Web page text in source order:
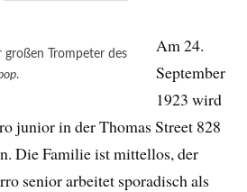
großen Trompeter des
.
Am 24.
September
1923 wird
junior in der Thomas Street 828
Die Familie ist mittellos, der
senior arbeitet sporadisch als